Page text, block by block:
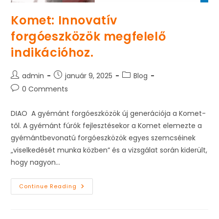
Komet: Innovatív
forgóeszközök megfelelő
indikációhoz.
Post
author:
admin
Post
published:
január 9, 2025
PostBlog
Post0 Comments
DIAO A gyémánt forgóeszközök új generációja a Komet-
től. A gyémánt fúrók fejlesztésekor a Komet elemezte a
gyémántbevonatú forgóeszközök egyes szemcséinek
„viselkedését munka közben” és a vizsgálat során kiderült,
hogy nagyon…
Continue Reading Komet:
Innovatív